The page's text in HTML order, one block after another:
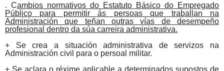
. Cambios normativos do Estatuto Básico do Empregado
Público para permitir ás persoas que traballan na
Administración que teñan outras vías de desempeño
profesional dentro da súa carreira administrativa.
+ Secrea a situación administrativa de servizos na
Administración civil para o persoal militar.
+ Se aclara o réxime aplicable a determinados supostos de